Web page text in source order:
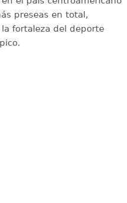
preseas en total,
fortaleza del deporte